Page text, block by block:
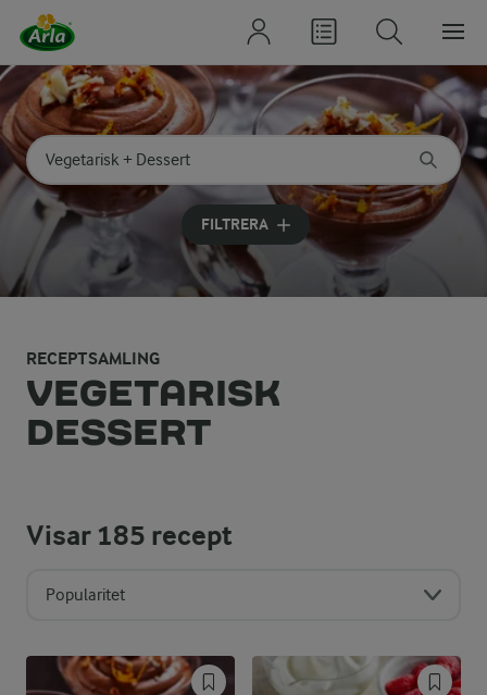
Sök på kategori eller ingrediens
Skriv in sökord för att få förslag
FILTRERA
RECEPTSAMLING
VEGETARISK
DESSERT
Visar185 recept
Popularitet